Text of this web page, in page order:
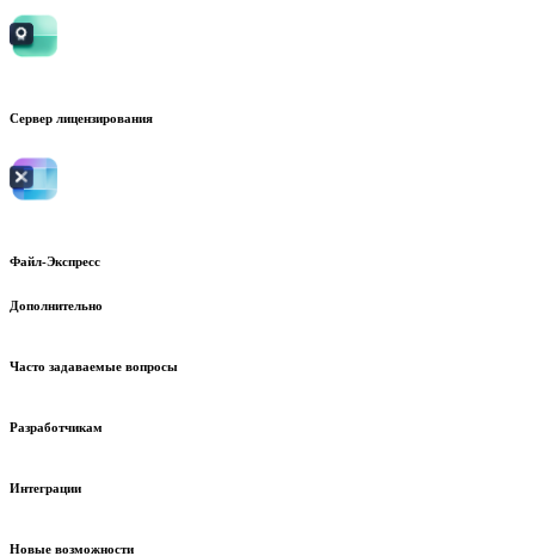
Сервер лицензирования
Файл-Экспресс
Дополнительно
Часто задаваемые вопросы
Разработчикам
Интеграции
Новые возможности